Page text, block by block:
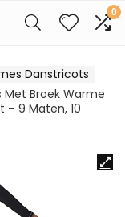
0
Danstricots
Broek Warme
– 9 Maten, 10